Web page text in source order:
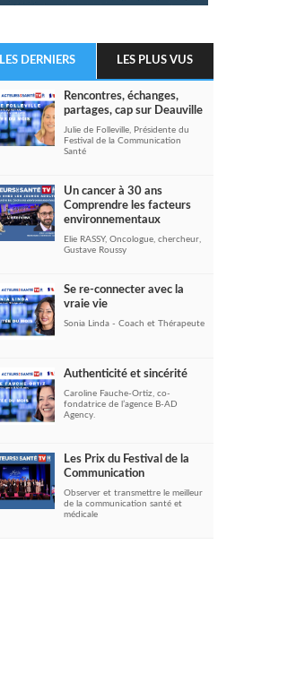
LES DERNIERS LES PLUS VUS
Rencontres, échanges,
partages, cap sur Deauville
Julie de Folleville, Présidente du
Festival de la Communication
Santé
Un cancer à 30 ans
Comprendre les facteurs
environnementaux
Elie RASSY, Oncologue, chercheur,
Gustave Roussy
Se re-connecter avec la
vraie vie
Sonia Linda - Coach et Thérapeute
Authenticité et sincérité
Caroline Fauche-Ortiz, co-
fondatrice de l’agence B-AD
Agency.
Les Prix du Festival de la
Communication
Observer et transmettre le meilleur
de la communication santé et
médicale